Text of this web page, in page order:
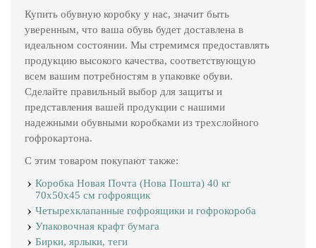
Купить обувную коробку у нас, значит быть
уверенным, что ваша обувь будет доставлена в
идеальном состоянии. Мы стремимся предоставлять
продукцию высокого качества, соответствующую
всем вашим потребностям в упаковке обуви.
Сделайте правильный выбор для защиты и
представления вашей продукции с нашими
надежными обувными коробками из трехслойного
гофрокартона.
С этим товаром покупают также:
Коробка Новая Почта (Нова Пошта) 40 кг
70х50х45 см гофроящик
Четырехклапанные гофроящики и гофрокороба
Упаковочная крафт бумага
Бирки, ярлыки, теги